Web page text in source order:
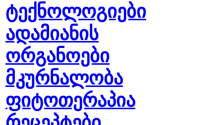
ტექნოლოგიები
ადამიანის
ორგანოები
მკურნალობა
ფიტოთერაპია